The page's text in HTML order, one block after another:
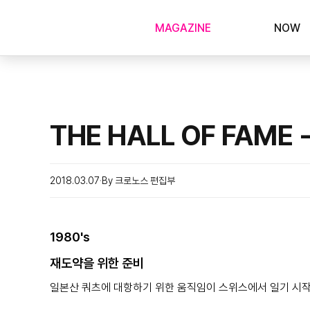
MAGAZINE NOW
THE HALL OF FAME
2018.03.07 By 크로노스 편집부
1980's
재도약을 위한 준비
일본산 쿼츠에 대항하기 위한 움직임이 스위스에서 일기 시